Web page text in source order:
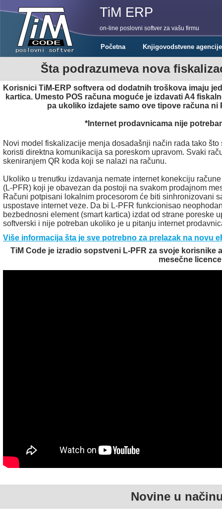
TiM ERP
on-line poslovni softver za vašu firmu
Početna Knjigovodstvene agencije
Šta podrazumeva nova
Korisnici TiM-ERP softvera od dodatnih troškova imaju
kartica. Umesto POS računa moguće je izdavati A4
pa ukoliko izdajete samo ove tipove računa ni
*Internet prodavnicama nije
Novi model fiskalizacije menja dosadašnji način rada tako
koristi direktnа komunikacijа sa poreskom upravom. Svaki
skeniranjem QR koda koji se nalazi na računu.
Ukoliko u trenutku izdavanja nemate internet konekciju
(L-PFR) koji je obavezan da postoji na svakom prodajnom
Računi potpisani lokalnim procesorom će biti sinhronizovani
uspostave internet veze. Da bi L-PFR funkcionisao
bezbednosni element (smart karticа) izdat od strane poreske
softverski i nije potreban ukoliko je u pitanju internet
Više informacija šta je sve potrebno za prelazak na novu
TiM Code je izradio sopstveni L-PFR za svoje
mesečne
Novine u